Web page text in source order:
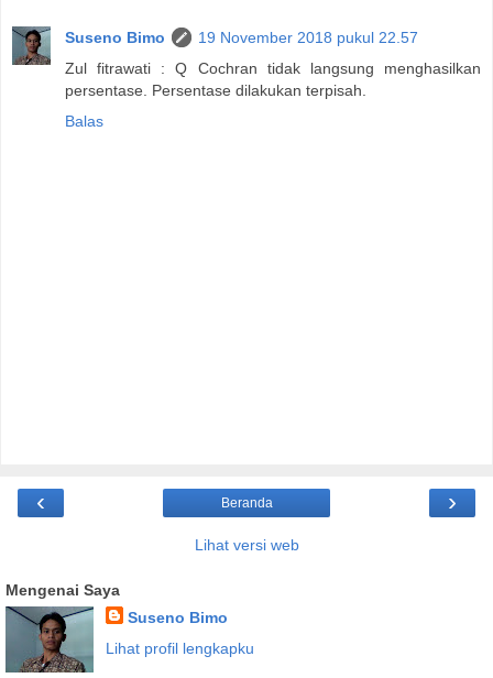
Suseno Bimo
19 November 2018 pukul 22.57
Zul fitrawati : Q Cochran tidak langsung menghasilkan
persentase. Persentase dilakukan terpisah.
Balas
‹ ›
Beranda
Lihat versi web
Mengenai Saya
Suseno Bimo
Lihat profil lengkapku